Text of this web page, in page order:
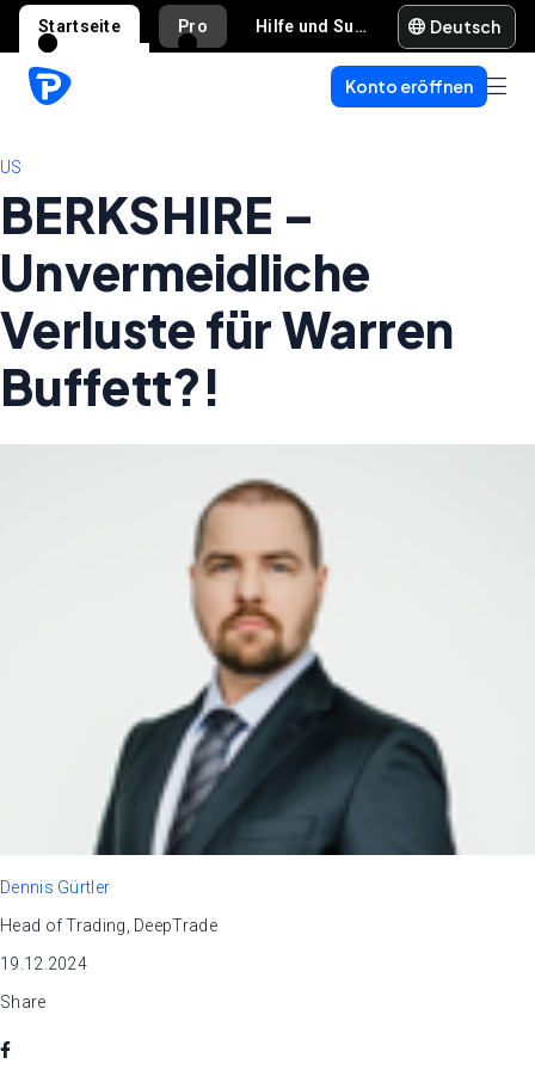
Startseite Pro Hilfe und Support Deutsch
Konto eröffnen
US
BERKSHIRE –
Unvermeidliche
Verluste für Warren
Buffett?!
Dennis Gürtler
Head of Trading, DeepTrade
19.12.2024
Share